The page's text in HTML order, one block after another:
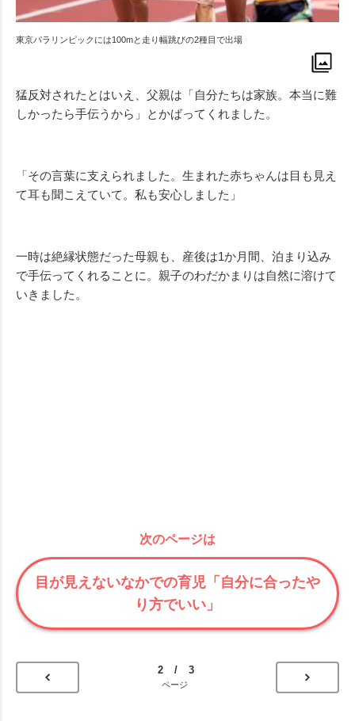
東京パラリンピックには100mと走り幅跳びの2種目で出場
猛反対されたとはいえ、父親は「自分たちは家族。本当に難
しかったら手伝うから」とかばってくれました。
「その言葉に支えられました。生まれた赤ちゃんは目も見え
て耳も聞こえていて。私も安心しました」
一時は絶縁状態だった母親も、産後は1か月間、泊まり込み
で手伝ってくれることに。親子のわだかまりは自然に溶けて
いきました。
次のページは
目が見えないなかでの育児「自分に合ったや
り方でいい」
2 / 3
ページ